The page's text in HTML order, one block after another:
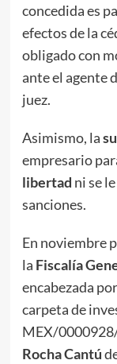
concedida es
efectos de la
obligado con
ante el agente
juez.
Asimismo, la
empresario
libertad ni se
sanciones.
En noviembre
la Fiscalía
encabezada
carpeta de
MEX/
Rocha Cantú